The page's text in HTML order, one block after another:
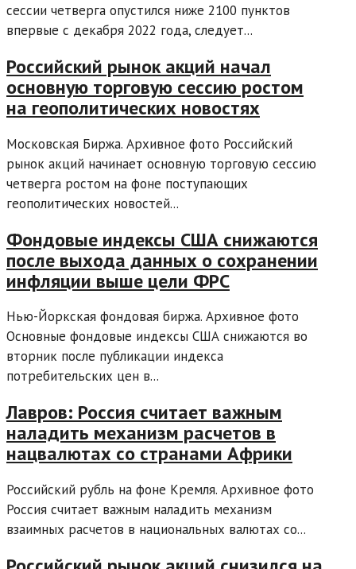
сессии четверга опустился ниже 2100 пунктов
впервые с декабря 2022 года, следует...
Российский рынок акций начал
основную торговую сессию ростом
на геополитических новостях
Московская Биржа. Архивное фото Российский
рынок акций начинает основную торговую сессию
четверга ростом на фоне поступающих
геополитических новостей...
Фондовые индексы США снижаются
после выхода данных о сохранении
инфляции выше цели ФРС
Нью-Йоркская фондовая биржа. Архивное фото
Основные фондовые индексы США снижаются во
вторник после публикации индекса
потребительских цен в...
Лавров: Россия считает важным
наладить механизм расчетов в
нацвалютах со странами Африки
Российский рубль на фоне Кремля. Архивное фото
Россия считает важным наладить механизм
взаимных расчетов в национальных валютах со...